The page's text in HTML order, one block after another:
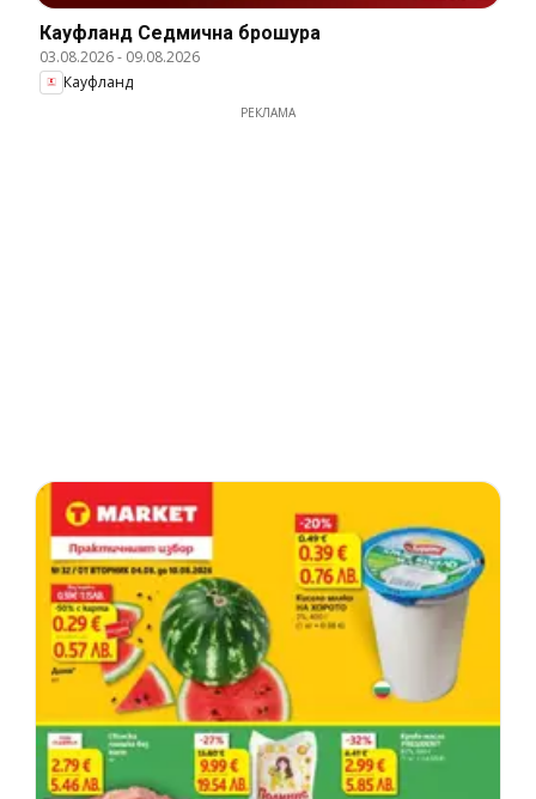
Кауфланд Cедмична брошура
03.08.2026- 09.08.2026
Кауфланд
РЕКЛАМА